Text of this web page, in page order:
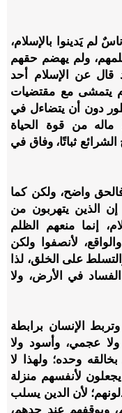
يَدينوا بالإسلام،
ولم يهضم حقهم
قال عن الإسلام أحد
يتمشى مع مقتضيات
دون أن يتضاءل في
ماله من قوة الحياة
ثباتًا، وفاق في
واضح، ولكن كما
الذين يتهربون من
إنما منعهم الظلم
لأنصفوا ولكن
على الخلق، لذا
في الأرض، ولا
الإنسان برابطة
عجمي، وأسود ولا
وحده؛ ولهذا لا
يجعلون لأنفسهم منزلة
لأن الدين يسلب
ويوقفهم عند حدهم،